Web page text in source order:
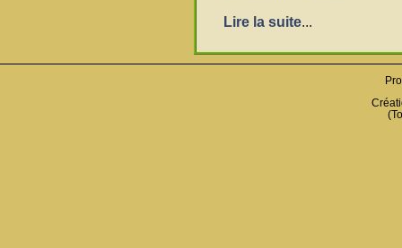
Lire la suite...